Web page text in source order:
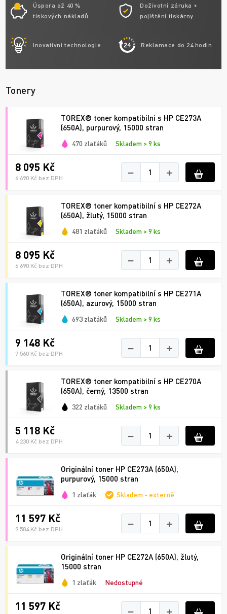
Úspora až 40 %
tiskových nákladů
Doživotní záruka +
pojištění tiskárny
Inovativni technologie Reklamace do 24 hodin
Tonery
TOREX® toner kompatibilní s HP CE273A
(650A), purpurový, 15000 stran
470 zlaťáků Skladem > 9 ks
8 095 Kč
6 690 Kč bez DPH − +
TOREX® toner kompatibilní s HP CE272A
(650A), žlutý, 15000 stran
481 zlaťáků Skladem > 9 ks
8 095 Kč
6 690 Kč bez DPH − +
TOREX® toner kompatibilní s HP CE271A
(650A), azurový, 15000 stran
693 zlaťáků Skladem > 9 ks
9 148 Kč
7 560 Kč bez DPH − +
TOREX® toner kompatibilní s HP CE270A
(650A), černý, 13500 stran
322 zlaťáků Skladem > 9 ks
5 118 Kč
4 230 Kč bez DPH − +
Originální toner HP CE273A (650A),
purpurový, 15000 stran
1 zlaťák Skladem - externě
11 597 Kč
9 584 Kč bez DPH − +
Originální toner HP CE272A (650A), žlutý,
15000 stran
1 zlaťák Nedostupné
11 597 Kč − +